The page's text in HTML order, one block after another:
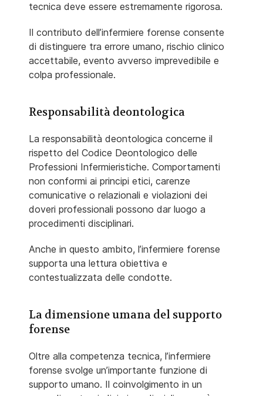
tecnica deve essere estremamente rigorosa.
Il contributo dell’infermiere forense consente
di distinguere tra errore umano, rischio clinico
accettabile, evento avverso imprevedibile e
colpa professionale.
Responsabilità deontologica
La responsabilità deontologica concerne il
rispetto del Codice Deontologico delle
Professioni Infermieristiche. Comportamenti
non conformi ai principi etici, carenze
comunicative o relazionali e violazioni dei
doveri professionali possono dar luogo a
procedimenti disciplinari.
Anche in questo ambito, l’infermiere forense
supporta una lettura obiettiva e
contestualizzata delle condotte.
La dimensione umana del supporto
forense
Oltre alla competenza tecnica, l’infermiere
forense svolge un’importante funzione di
supporto umano. Il coinvolgimento in un